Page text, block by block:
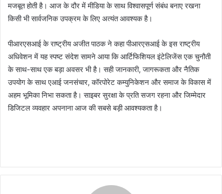
मजबूत होती है। आज के दौर में मीडिया के साथ विश्वासपूर्ण संबंध बनाए रखना
किसी भी सार्वजनिक उपक्रम के लिए अत्यंत आवश्यक है।
पीआरएसआई के राष्ट्रीय अजीत पाठक ने कहा पीआरएसआई के इस राष्ट्रीय
अधिवेशन में यह स्पष्ट संदेश सामने आया कि आर्टिफिशियल इंटेलिजेंस एक चुनौती
के साथ-साथ एक बड़ा अवसर भी है। सही जानकारी, जागरूकता और नैतिक
उपयोग के साथ एआई जनसंचार, कॉरपोरेट कम्युनिकेशन और समाज के विकास में
अहम भूमिका निभा सकता है। साइबर सुरक्षा के प्रति सजग रहना और जिम्मेदार
डिजिटल व्यवहार अपनाना आज की सबसे बड़ी आवश्यकता है।